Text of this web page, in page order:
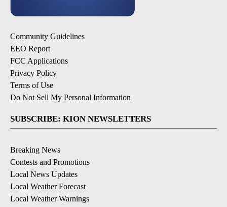
Community Guidelines
EEO Report
FCC Applications
Privacy Policy
Terms of Use
Do Not Sell My Personal Information
SUBSCRIBE: KION NEWSLETTERS
Breaking News
Contests and Promotions
Local News Updates
Local Weather Forecast
Local Weather Warnings